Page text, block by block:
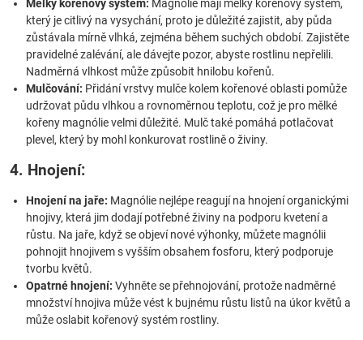
Mělký kořenový systém: Magnólie mají mělký kořenový systém,
který je citlivý na vysychání, proto je důležité zajistit, aby půda
zůstávala mírně vlhká, zejména během suchých období. Zajistěte
pravidelné zalévání, ale dávejte pozor, abyste rostlinu nepřelili.
Nadměrná vlhkost může způsobit hnilobu kořenů.
Mulčování: Přidání vrstvy mulče kolem kořenové oblasti pomůže
udržovat půdu vlhkou a rovnoměrnou teplotu, což je pro mělké
kořeny magnólie velmi důležité. Mulč také pomáhá potlačovat
plevel, který by mohl konkurovat rostlině o živiny.
4. Hnojení:
Hnojení na jaře: Magnólie nejlépe reagují na hnojení organickými
hnojivy, která jim dodají potřebné živiny na podporu kvetení a
růstu. Na jaře, když se objeví nové výhonky, můžete magnólii
pohnojit hnojivem s vyšším obsahem fosforu, který podporuje
tvorbu květů.
Opatrné hnojení: Vyhněte se přehnojování, protože nadměrné
množství hnojiva může vést k bujnému růstu listů na úkor květů a
může oslabit kořenový systém rostliny.